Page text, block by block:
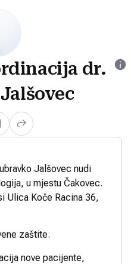
dr.
Jalšovec nudi
u mjestu Čakovec.
Ulica Koče Racina 36,
zaštite.
nove pacijente,